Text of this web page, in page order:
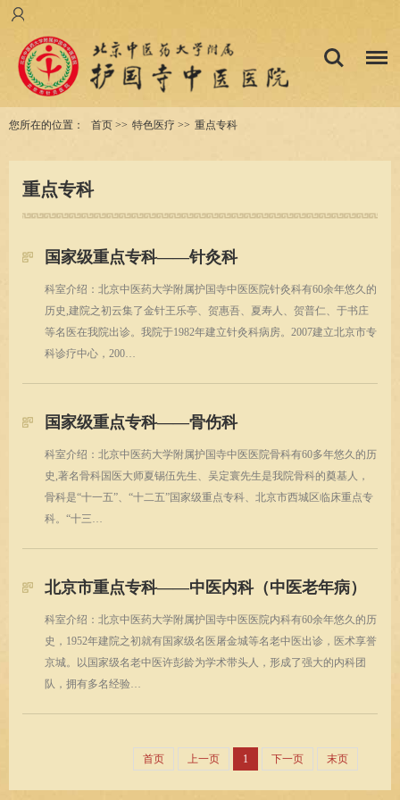
您所在的位置： 首页 >> 特色医疗 >> 重点专科
重点专科
国家级重点专科——针灸科
科室介绍：北京中医药大学附属护国寺中医医院针灸科有60余年悠久的
历史,建院之初云集了金针王乐亭、贺惠吾、夏寿人、贺普仁、于书庄
等名医在我院出诊。我院于1982年建立针灸科病房。2007建立北京市专
科诊疗中心，200…
国家级重点专科——骨伤科
科室介绍：北京中医药大学附属护国寺中医医院骨科有60多年悠久的历
史,著名骨科国医大师夏锡伍先生、吴定寰先生是我院骨科的奠基人，
骨科是“十一五”、“十二五”国家级重点专科、北京市西城区临床重点专
科。“十三…
北京市重点专科——中医内科（中医老年病）
科室介绍：北京中医药大学附属护国寺中医医院内科有60余年悠久的历
史，1952年建院之初就有国家级名医屠金城等名老中医出诊，医术享誉
京城。以国家级名老中医许彭龄为学术带头人，形成了强大的内科团
队，拥有多名经验…
首页 上一页 1 下一页 末页